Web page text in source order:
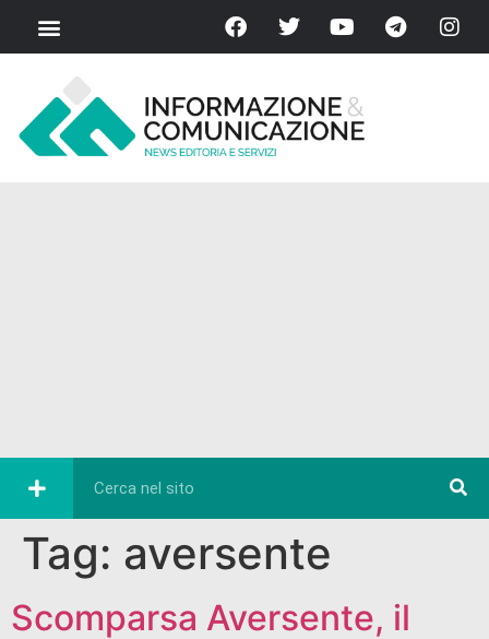
Tag: aversente
Scomparsa Aversente, il